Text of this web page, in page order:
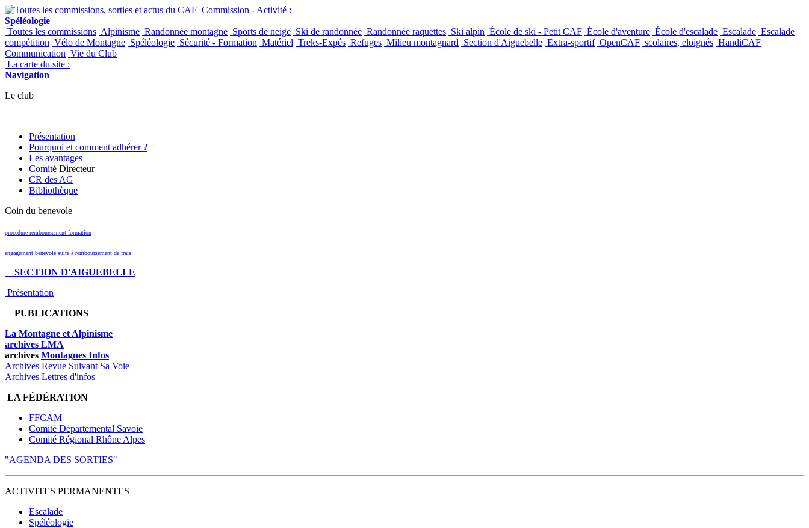
Commission - Activité :
Spéléologie
Toutes les commissions Alpinisme Randonnée montagne Sports de neige Ski de randonnée Randonnée raquettes Ski alpin École de ski - Petit CAF École d'aventure École d'escalade Escalade Escalade
compétition Vélo de Montagne Spéléologie Sécurité - Formation Matériel Treks-Expés Refuges Milieu montagnard Section d'Aiguebelle Extra-sportif OpenCAF scolaires, eloignés HandiCAF
Communication Vie du Club
La carte du site :
Navigation
Le club
Présentation
Pourquoi et comment adhérer ?
Les avantages
Comité Directeur
CR des AG
Bibliothèque
Coin du benevole
procedure remboursement formation
engagement benevole suite à remboursement de frais
SECTION D'AIGUEBELLE
Présentation
PUBLICATIONS
La Montagne et Alpinisme
archives LMA
archives Montagnes Infos
Archives Revue Suivant Sa Voie
Archives Lettres d'infos
LA FÉDÉRATION
FFCAM
Comité Départemental Savoie
Comité Régional Rhône Alpes
"AGENDA DES SORTIES"
ACTIVITES PERMANENTES
Escalade
Spéléologie